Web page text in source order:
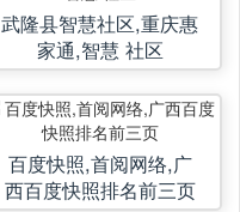
武隆县智慧社区,重庆惠
家通,智慧 社区
百度快照,首阅网络,广
西百度快照排名前三页